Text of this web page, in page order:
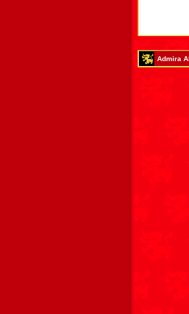
Admira